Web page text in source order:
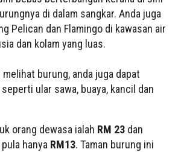
di dalam sangkar. Anda juga
Pelican dan Flamingo di kawasan air
dan kolam yang luas.
burung, anda juga dapat
ular sawa, buaya, kancil dan
orang dewasa ialah RM 23 dan
hanya RM13. Taman burung ini